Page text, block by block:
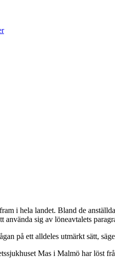
i hela landet. Bland de
använda sig av löneavtalets
på ett alldeles utmärkt sätt,
Mas i Malmö har löst